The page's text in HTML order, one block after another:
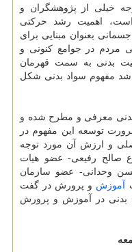
خیلی از پژوهشگران و
اهمیت رشد حرکتی
بعنوان مبنایی برای
مردم در جوامع کنونی و
بدنی به سمت قهرمان
مفهوم سواد بدنی شکل
معرفی و مطرح شده و
توسعه این مفهوم در
و ارزش آن مورد توجه
صالح رفیعی- عضو هیات
وحدانی- عضو سازمان
آموزش و پرورش در گفت
بدنی در آموزش و پرورش